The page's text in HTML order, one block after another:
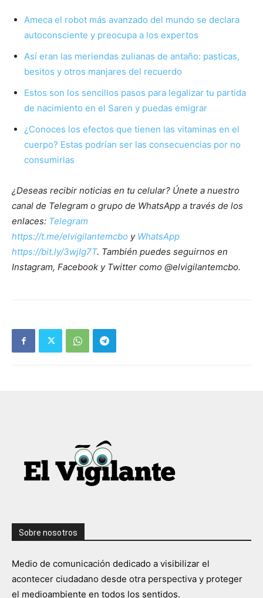
Ameca el robot más avanzado del mundo se declara
autoconsciente y preocupa a los expertos
Así eran las meriendas zulianas de antaño: pasticas,
besitos y otros manjares del recuerdo
Estos son los sencillos pasos para legalizar tu partida
de nacimiento en el Saren y puedas emigrar
¿Conoces los efectos que tienen las vitaminas en el
cuerpo? Estas podrían ser las consecuencias por no
consumirlas
¿Deseas recibir noticias en tu celular? Únete a nuestro
canal de Telegram o grupo de WhatsApp a través de los
enlaces: Telegram
https://t.me/elvigilantemcbo y WhatsApp
https://bit.ly/3wjIg7T. También puedes seguirnos en
Instagram, Facebook y Twitter como @elvigilantemcbo.
Sobre nosotros
Medio de comunicación dedicado a visibilizar el
acontecer ciudadano desde otra perspectiva y proteger
el medioambiente en todos los sentidos.